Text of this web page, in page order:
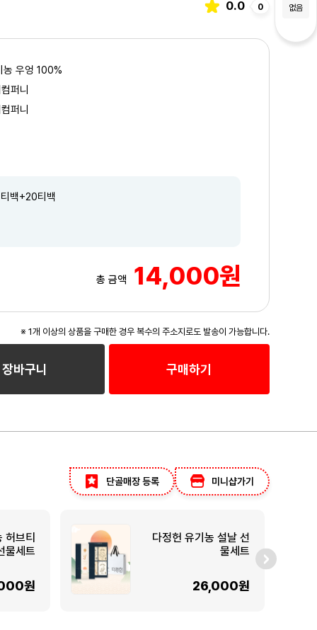
없음
0.0 0
농 우엉 100%
퍼니
퍼니
백+20티백
총 금액 14,000원
※ 1개 이상의 상품을 구매한 경우 복수의 주소지로도 발송이 가능합니다.
장바구니 구매하기
단골매장 등록 미니샵가기
허브티
물세트
원
다정헌 유기농 설날 선
물세트
26,000원